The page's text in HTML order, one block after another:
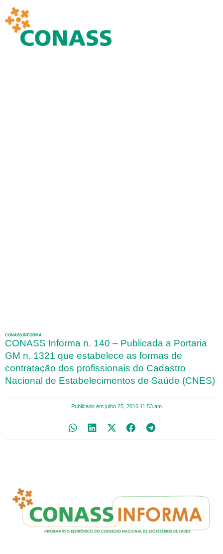
CONASS INFORMA
CONASS Informa n. 140 – Publicada a Portaria
GM n. 1321 que estabelece as formas de
contratação dos profissionais do Cadastro
Nacional de Estabelecimentos de Saúde (CNES)
Publicado em julho 25, 2016 11:53 am